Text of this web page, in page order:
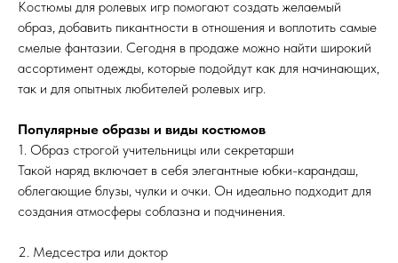
Костюмы для ролевых игр помогают создать желаемый
образ, добавить пикантности в отношения и воплотить самые
смелые фантазии. Сегодня в продаже можно найти широкий
ассортимент одежды, которые подойдут как для начинающих,
так и для опытных любителей ролевых игр.
Популярные образы и виды костюмов
1. Образ строгой учительницы или секретарши
Такой наряд включает в себя элегантные юбки-карандаш,
облегающие блузы, чулки и очки. Он идеально подходит для
создания атмосферы соблазна и подчинения.
2. Медсестра или доктор